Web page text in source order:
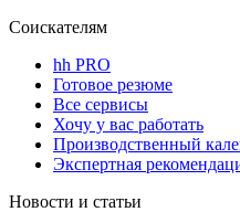
Соискателям
hh PRO
Готовое резюме
Все сервисы
Хочу у вас работать
Производственный
Экспертная
Новости и статьи